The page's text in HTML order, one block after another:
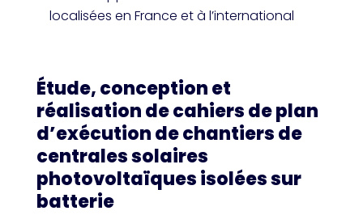
localisées en France et à l’international
Étude, conception et
réalisation de cahiers de plan
d’exécution de chantiers de
centrales solaires
photovoltaïques isolées sur
batterie